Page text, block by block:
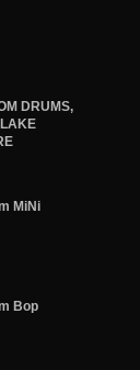
DRUMS,
MiNi
Bop